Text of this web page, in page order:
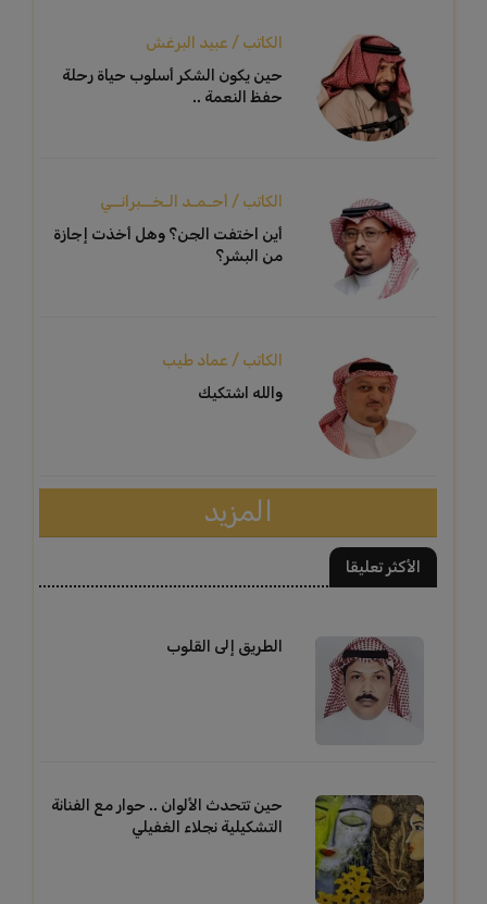
الكاتب / عبيد البرغش
حين يكون الشكر أسلوب حياة رحلة
حفظ النعمة ..
الكاتب / أحـمـد الـخــبرانــي
أين اختفت الجن؟ وهل أخذت إجازة
من البشر؟
الكاتب / عماد طيب
والله اشتكيك
المزيد
الأكثر تعليقا
الطريق إلى القلوب
حين تتحدث الألوان .. حوار مع الفنانة
التشكيلية نجلاء الغفيلي